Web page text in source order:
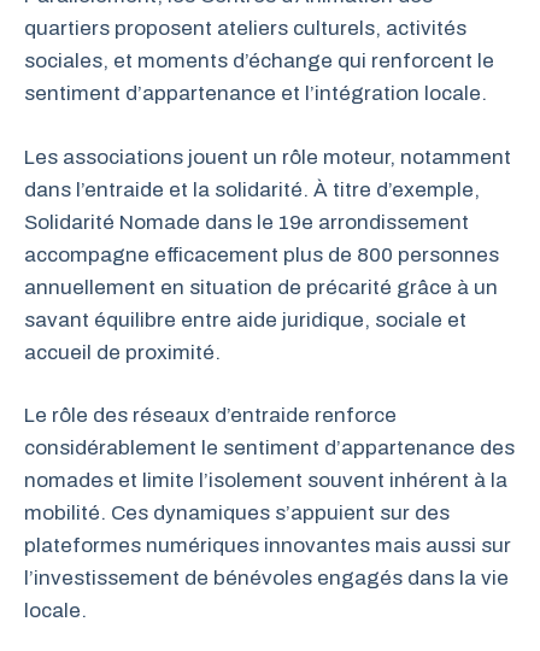
quartiers proposent ateliers culturels, activités
sociales, et moments d’échange qui renforcent le
sentiment d’appartenance et l’intégration locale.
Les associations jouent un rôle moteur, notamment
dans l’entraide et la solidarité. À titre d’exemple,
Solidarité Nomade dans le 19e arrondissement
accompagne efficacement plus de 800 personnes
annuellement en situation de précarité grâce à un
savant équilibre entre aide juridique, sociale et
accueil de proximité.
Le rôle des réseaux d’entraide renforce
considérablement le sentiment d’appartenance des
nomades et limite l’isolement souvent inhérent à la
mobilité. Ces dynamiques s’appuient sur des
plateformes numériques innovantes mais aussi sur
l’investissement de bénévoles engagés dans la vie
locale.